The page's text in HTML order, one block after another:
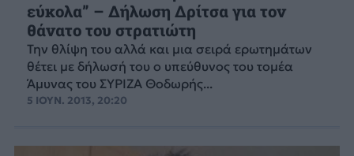
εύκολα” – Δήλωση Δρίτσα για τον
θάνατο του στρατιώτη
Την θλίψη του αλλά και μια σειρά ερωτημάτων
θέτει με δήλωσή του ο υπεύθυνος του τομέα
Άμυνας του ΣΥΡΙΖΑ Θοδωρής...
5 ΙΟΥΝ. 2013, 20:20